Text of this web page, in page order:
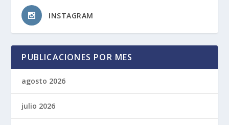
INSTAGRAM
PUBLICACIONES POR MES
agosto 2026
julio 2026